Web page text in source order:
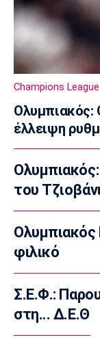
η Νότιγχαμ
14:20
Super League 1
Super League 1
«Παίρνει
Επικαιρότητα
Γαύδος:
13:50
Ποδόσφαιρο -
13:40
Εθνικές Μπάσκετ
Μπάρλος:
Champions League
Ολυμπιακός:
έλλειψη
του
φιλικό
Σ.Ε.Φ.:
στη... Δ.Ε.Θ